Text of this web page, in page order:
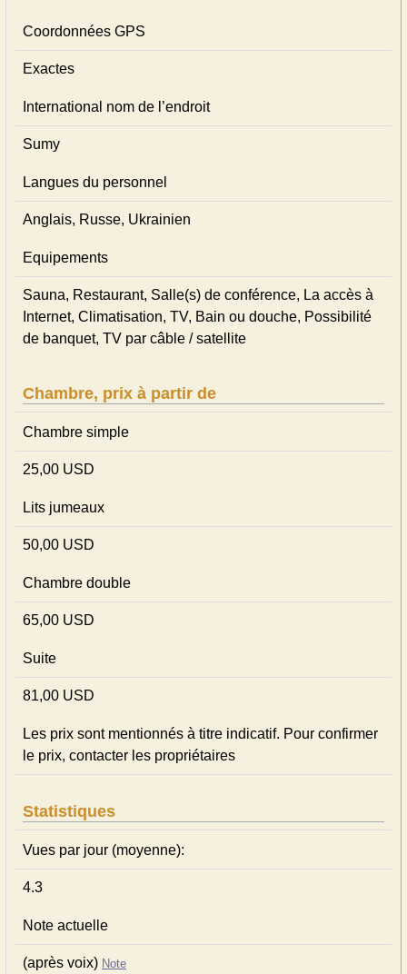
Coordonnées GPS
Exactes
International nom de l’endroit
Sumy
Langues du personnel
Anglais, Russe, Ukrainien
Equipements
Sauna, Restaurant, Salle(s) de conférence, La accès à
Internet, Climatisation, TV, Bain ou douche, Possibilité
de banquet, TV par câble / satellite
Chambre, prix à partir de
Chambre simple
25,00 USD
Lits jumeaux
50,00 USD
Chambre double
65,00 USD
Suite
81,00 USD
Les prix sont mentionnés à titre indicatif. Pour confirmer
le prix, contacter les propriétaires
Statistiques
Vues par jour (moyenne):
4.3
Note actuelle
(après voix) Note